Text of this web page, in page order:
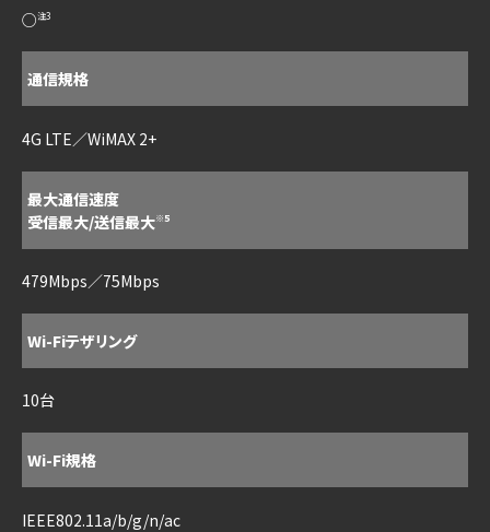
○注3
通信規格
4G LTE／WiMAX 2+
最大通信速度
受信最大/送信最大※5
479Mbps／75Mbps
Wi-Fiテザリング
10台
Wi-Fi規格
IEEE802.11a/b/g/n/ac